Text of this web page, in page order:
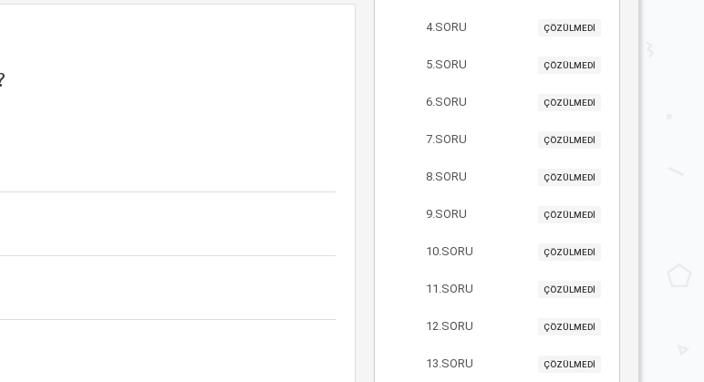
4.SORU ÇÖZÜLMEDİ
5.SORU ÇÖZÜLMEDİ
6.SORU ÇÖZÜLMEDİ
7.SORU ÇÖZÜLMEDİ
8.SORU ÇÖZÜLMEDİ
9.SORU ÇÖZÜLMEDİ
10.SORU ÇÖZÜLMEDİ
11.SORU ÇÖZÜLMEDİ
12.SORU ÇÖZÜLMEDİ
13.SORU ÇÖZÜLMEDİ